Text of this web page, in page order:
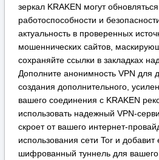
использования сети Tor и
шифрованный туннель для
важно в регионах с повышенным
активности.
Проверяйте репутацию
совершением любой сделки на
изучайте историю продавца,
сделок и отзывы других
продавцы на KRAKEN обычно
высокий рейтинг. Это значительно
потенциальные риски и помогает
мошенничества. Не игнорируйте